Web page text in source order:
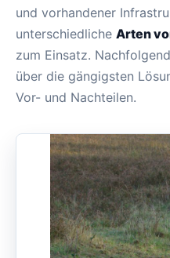
und vorhandener
unterschiedliche Arten
zum Einsatz.
über die gängigsten
Vor- und Nachteilen.